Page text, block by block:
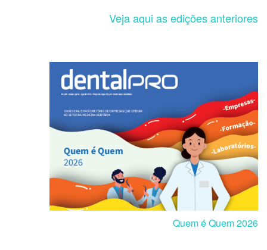
Veja aqui as edições anteriores
Quem é Quem 2026